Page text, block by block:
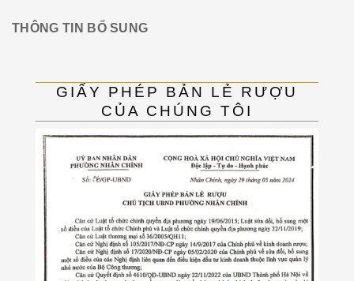
THÔNG TIN BỔ SUNG
GIẤY PHÉP BẢN LẺ RƯỢU
CỦA CHÚNG TÔI